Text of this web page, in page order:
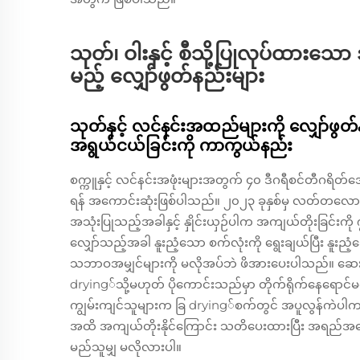
သုတ်၊ ဝါးနှင့် စီသို့ပြုလုပ်ထားသ
မည့် လျှော်ဖွတ်နည်းများ
သုတ်နှင့် လင်နင်းအထည်များကို လျှော်ဖွတ်
အရွယ်ငယ်ခြင်းကို ကာကွယ်နည်း
စက္ကူနှင့် လင်နင်းအဖုံးများအတွက် ၄၀ ဒီဂရီစင်တီဂရိတ်
ရန် အကောင်းဆုံးဖြစ်ပါသည်။ ၂၀၂၃ ခုနှစ်မှ လတ်တလ
အသုံးပြုသည့်အခါနှင့် နှိုင်းယှဉ်ပါက အကျယ်တိုးခြင်း
လျှော်သည့်အခါ နူးညံ့သော စက်လုံးကို ရွေးချယ်ပြီး နူးညံ့
သဘာဝအမျှင်များကို မလိုအပ်ဘဲ ဖိအားပေးပါသည်။ ဆ
drying်သို့မဟုတ် ပိုကောင်းသည်မှာ တိုက်ရိုက်နေရောင်မ
ကျွမ်းကျင်သူများက ခြ drying်စက်တွင် အပူလွန်ကဲပါ
အထိ အကျယ်တိုးနိုင်ကြောင်း သတိပေးထားပြီး အရည်အ
မည်သူမျှ မလိုလားပါ။